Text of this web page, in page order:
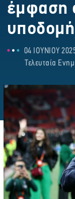
έμφαση
04 ΙΟΥΝΙΟΥ
Τελευταία